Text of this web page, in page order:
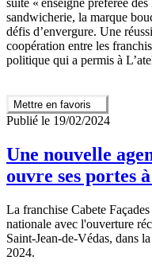
sandwicherie, la marque
défis d’envergure. Une
coopération entre les
politique qui a permis à
Mettre en favoris
Publié le 19/02/2024
Une nouvelle
ouvre ses portes
La franchise Cabete
nationale avec l'ouverture
Saint-Jean-de-Védas, dans
2024.